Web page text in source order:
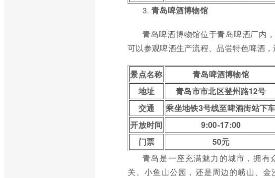
3. 青岛啤酒博物馆
青岛啤酒博物馆位于青岛啤酒厂内
可以参观啤酒生产流程、品尝特色啤酒，
景点名称
青岛啤酒博物馆
地址
青岛市市北区登州路12号
交通
乘坐地铁3号线至啤酒街站下车
开放时间
9:00-17:00
门票
50元
青岛是一座充满魅力的城市，拥
关、小鱼山公园，还是周边的崂山、